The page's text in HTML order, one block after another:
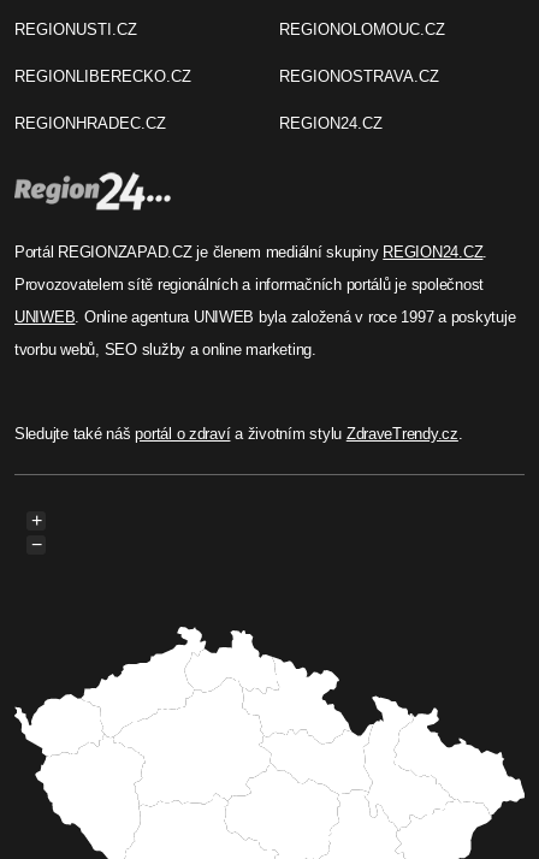
REGIONUSTI.CZ
REGIONLIBERECKO.CZ
REGIONHRADEC.CZ
REGIONOLOMOUC.CZ
REGIONOSTRAVA.CZ
REGION24.CZ
Portál REGIONZAPAD.CZ je členem mediální skupiny REGION24.CZ.
Provozovatelem sítě regionálních a informačních portálů je společnost
UNIWEB. Online agentura UNIWEB byla založená v roce 1997 a poskytuje
tvorbu webů, SEO služby a online marketing.
Sledujte také nášportál o zdravía životním stylu ZdraveTrendy.cz.
+
−